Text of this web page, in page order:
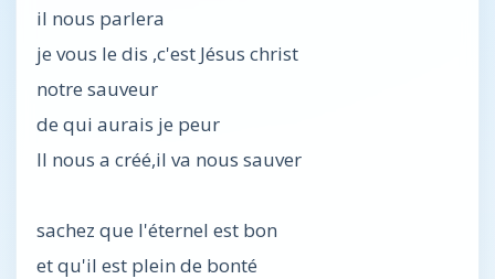
il nous parlera
je vous le dis ,c'est Jésus christ
notre sauveur
de qui aurais je peur
Il nous a créé,il va nous sauver
sachez que l'éternel est bon
et qu'il est plein de bonté